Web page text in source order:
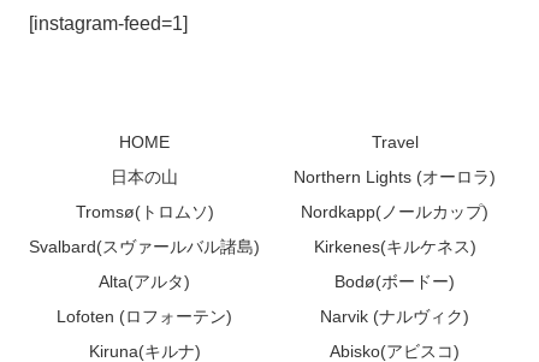
[instagram-feed=1]
HOME
Travel
日本の山
Northern Lights (オーロラ)
Tromsø(トロムソ)
Nordkapp(ノールカップ)
Svalbard(スヴァールバル諸島)
Kirkenes(キルケネス)
Alta(アルタ)
Bodø(ボードー)
Lofoten (ロフォーテン)
Narvik (ナルヴィク)
Kiruna(キルナ)
Abisko(アビスコ)